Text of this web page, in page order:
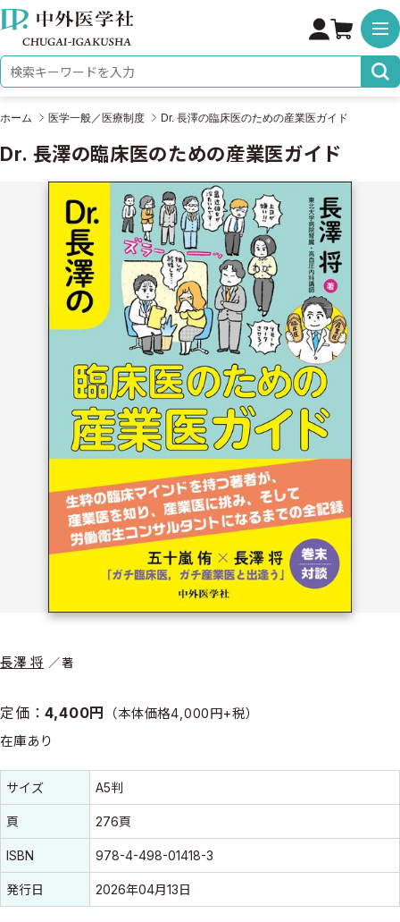
株式会社 中外医学社
検索キーワード
ホーム 医学一般／医療制度 Dr. 長澤の臨床医のための産業医ガイド
Dr. 長澤の臨床医のための産業医ガイド
長澤 将 著
定価：4,400円 （本体価格4,000円+税）
在庫あり
書誌情報
書誌情報
サイズ A5判
頁 276頁
ISBN 978-4-498-01418-3
発行日 2026年04月13日